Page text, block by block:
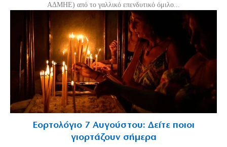
ΑΔΜΗΕ) από το γαλλικό επενδυτικό όμιλο...
Εορτολόγιο 7 Αυγούστου: Δείτε ποιοι
γιορτάζουν σήμερα